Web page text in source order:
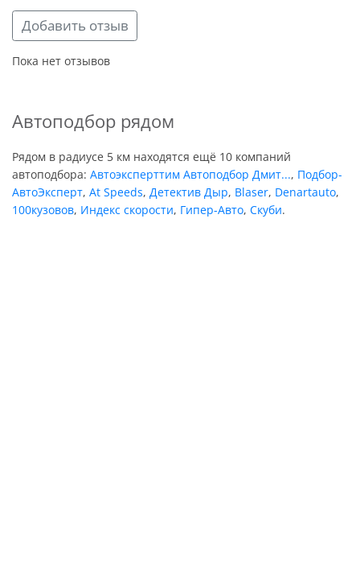
Добавить отзыв
Пока нет отзывов
Автоподбор рядом
Рядом в радиусе 5 км находятся ещё 10 компаний
автоподбора: Автоэксперттим Автоподбор Дмит..., Подбор-
АвтоЭксперт, At Speeds, Детектив Дыр, Blaser, Denartauto,
100кузовов, Индекс скорости, Гипер-Авто, Скуби.